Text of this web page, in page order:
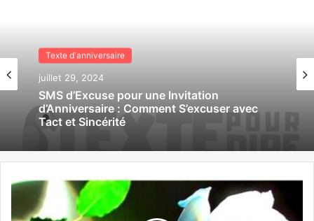
Texte d'anniversaire
juillet 29, 2024
d’Anniversaire : Comment S’excuser avec
Tact et Sincérité
Texte d'anniversaire
juillet 29, 2024
SMS de Confirmation pour Invitation
d’Anniversaire : Guide Complet pour